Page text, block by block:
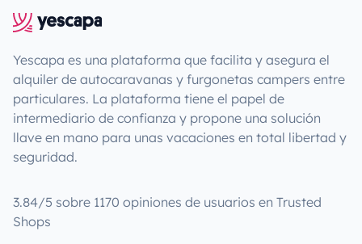
Yescapa es una plataforma que facilita y asegura el
alquiler de autocaravanas y furgonetas campers entre
particulares. La plataforma tiene el papel de
intermediario de confianza y propone una solución
llave en mano para unas vacaciones en total libertad y
seguridad.
3.84/5 sobre 1170 opiniones de usuarios en Trusted
Shops